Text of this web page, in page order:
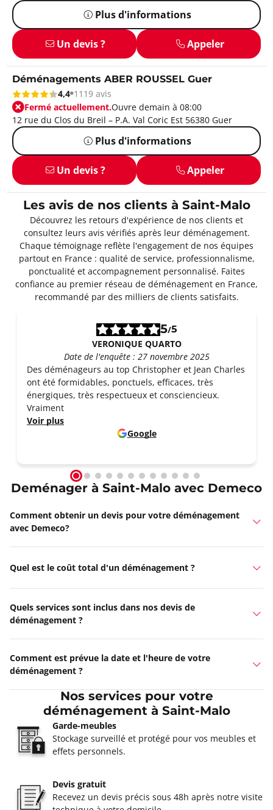
Plus d'informations
Un devis ? Appeler
Déménagements ABER ROUSSEL Guer
4,4 1119 avis
Fermé actuellement.Ouvre demain à 08:00
12 rue du Clos du Breil – P.A. Val Coric Est 56380 Guer
Plus d'informations
Un devis ? Appeler
Les avis de nos clients à Saint-Malo
Découvrez les retours d'expérience de nos clients et
consultez leurs avis vérifiés après leur déménagement.
Chaque témoignage reflète l'engagement de nos équipes
partout en France : qualité de service, professionnalisme,
ponctualité et accompagnement personnalisé. Faites
confiance au premier réseau de déménagement en France,
recommandé par des milliers de clients satisfaits.
5/5
VERONIQUE QUARTO
Date de l'enquête : 27 novembre 2025
Des déménageurs au top Christopher et Jean Charles
ont été formidables, ponctuels, efficaces, très
énergiques, très respectueux et consciencieux.
Vraiment
Voir plus
Google
Deménager à Saint-Malo avec Demeco
Comment obtenir un devis pour votre déménagement
avec Demeco?
Quel est le coût total d'un déménagement ?
Quels services sont inclus dans nos devis de
déménagement ?
Comment est prévue la date et l'heure de votre
déménagement ?
Nos services pour votre
déménagement à Saint-Malo
Garde-meubles
Stockage surveillé et protégé pour vos meubles et
effets personnels.
Devis gratuit
Recevez un devis précis sous 48h après notre visite